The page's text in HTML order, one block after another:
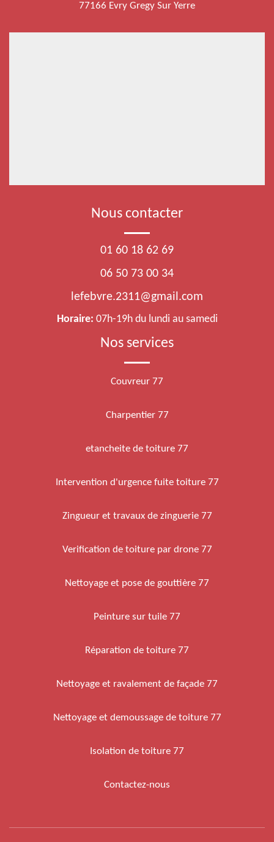
77166 Evry Gregy Sur Yerre
Nous contacter
01 60 18 62 69
06 50 73 00 34
lefebvre.2311@gmail.com
Horaire: 07h-19h du lundi au samedi
Nos services
Couvreur 77
Charpentier 77
etancheite de toiture 77
Intervention d'urgence fuite toiture 77
Zingueur et travaux de zinguerie 77
Verification de toiture par drone 77
Nettoyage et pose de gouttière 77
Peinture sur tuile 77
Réparation de toiture 77
Nettoyage et ravalement de façade 77
Nettoyage et demoussage de toiture 77
Isolation de toiture 77
Contactez-nous